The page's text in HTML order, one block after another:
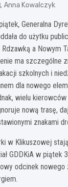
Anna Kowalczyk
Generalna
do użytku
a Nowym
ma szczególne
szkolnych i
dla nowego
wielu
nową trasę,
znakami
w Klikuszowej
GDDKiA w piątek
odcinek nowego